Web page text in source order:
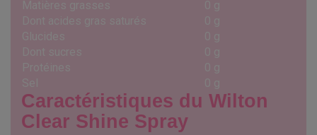
Caractéristiques du Wilton
Clear Shine Spray